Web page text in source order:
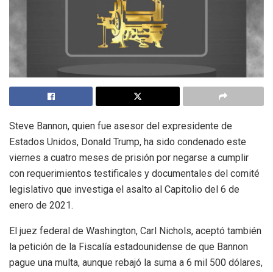
Steve Bannon, quien fue asesor del expresidente de
Estados Unidos, Donald Trump, ha sido condenado este
viernes a cuatro meses de prisión por negarse a cumplir
con requerimientos testificales y documentales del comité
legislativo que investiga el asalto al Capitolio del 6 de
enero de 2021.
El juez federal de Washington, Carl Nichols, aceptó también
la petición de la Fiscalía estadounidense de que Bannon
pague una multa, aunque rebajó la suma a 6 mil 500 dólares,